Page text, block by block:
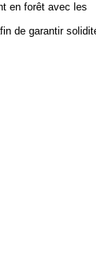
en forêt avec les
de garantir